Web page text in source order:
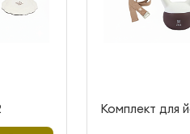
Комплект для